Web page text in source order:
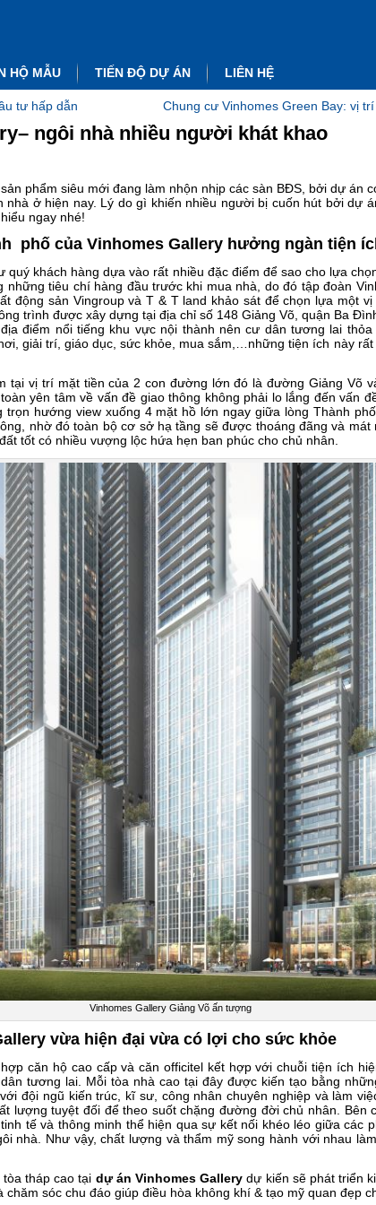
HỘ MẪU TIẾN ĐỘ DỰ ÁN LIÊN HỆ
tư hấp dẫn Chung cư Vinhomes Green Bay: vị
ngôi nhà nhiều người khát khao
phẩm siêu mới đang làm nhộn nhịp các sàn BĐS, bởi dự án
nhà ở hiện nay. Lý do gì khiến nhiều người bị cuốn hút bởi dự
ngay nhé!
phố của Vinhomes Gallery hưởng ngàn tiện
quý khách hàng dựa vào rất nhiều đặc điểm để sao cho lựa
những tiêu chí hàng đầu trước khi mua nhà, do đó tập đoàn
động sản Vingroup và T & T land khảo sát để chọn lựa một
trình được xây dựng tại địa chỉ số 148 Giảng Võ, quận Ba
điểm nổi tiếng khu vực nội thành nên cư dân tương lai
giải trí, giáo dục, sức khỏe, mua sắm,…những tiện ích này rất
tại vị trí mặt tiền của 2 con đường lớn đó là đường Giảng Võ
yên tâm về vấn đề giao thông không phải lo lắng đến vấn
hướng view xuống 4 mặt hồ lớn ngay giữa lòng Thành
nhờ đó toàn bộ cơ sở hạ tầng sẽ được thoáng đãng và
tốt có nhiều vượng lộc hứa hẹn ban phúc cho chủ nhân.
Vinhomes Gallery Giảng Võ ấn tượng
vừa hiện đại vừa có lợi cho sức khỏe
căn hộ cao cấp và căn officitel kết hợp với chuỗi tiện ích
tương lai. Mỗi tòa nhà cao tại đây được kiến tạo bằng
đội ngũ kiến trúc, kĩ sư, công nhân chuyên nghiệp và làm
lượng tuyệt đối để theo suốt chặng đường đời chủ nhân. Bên
tế và thông minh thể hiện qua sự kết nối khéo léo giữa các
nhà. Như vậy, chất lượng và thẩm mỹ song hành với nhau
tháp cao tại dự án Vinhomes Gallery dự kiến sẽ phát triển
sóc chu đáo giúp điều hòa không khí & tạo mỹ quan đẹp